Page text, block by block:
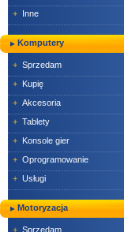
+ Inne
Komputery
+ Sprzedam
+ Kupię
+ Akcesoria
+ Tablety
+ Konsole gier
+ Oprogramowanie
+ Usługi
Motoryzacja
+ Sprzedam